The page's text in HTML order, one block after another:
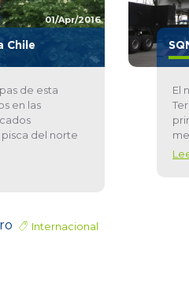
Chile
01/Apr/2016
de esta
en las
del norte
El
Internacional